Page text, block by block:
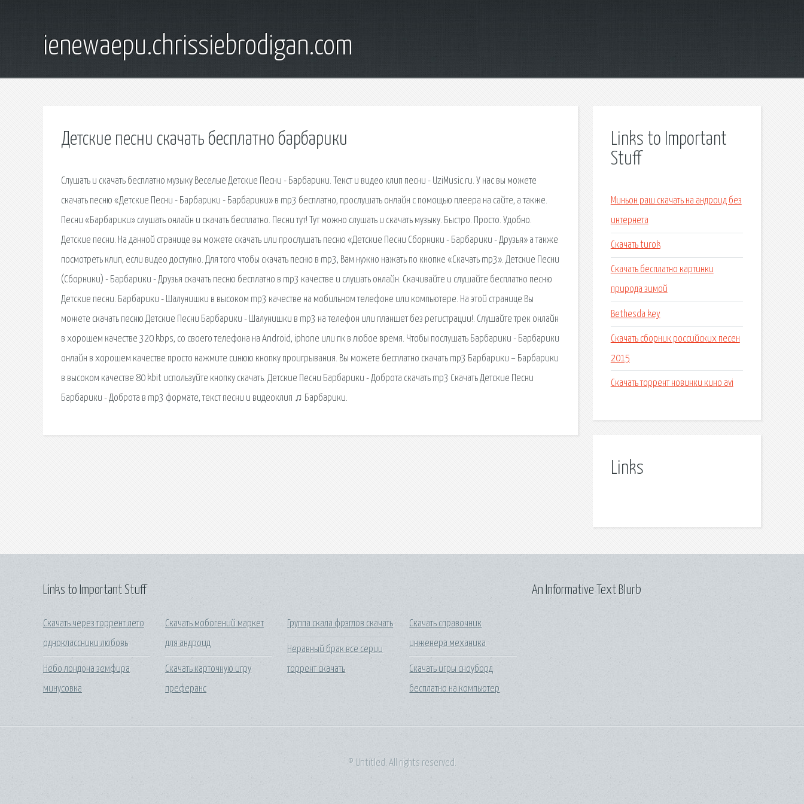
ienewaepu.chrissiebrodigan.com
Детские песни скачать бесплатно барбарики
Слушать и скачать бесплатно музыку Веселые Детские Песни - Барбарики. Текст и видео клип песни - UziMusic.ru. У нас вы можете
скачать песню «Детские Песни - Барбарики - Барбарики» в mp3 бесплатно, прослушать онлайн с помощью плеера на сайте, а также.
Песни «Барбарики» слушать онлайн и скачать бесплатно. Песни тут! Тут можно слушать и скачать музыку. Быстро. Просто. Удобно.
Детские песни. На данной странице вы можете скачать или прослушать песню «Детские Песни Сборники - Барбарики - Друзья» а также
посмотреть клип, если видео доступно. Для того чтобы скачать песню в mp3, Вам нужно нажать по кнопке «Скачать mp3». Детские Песни
(Сборники) - Барбарики - Друзья скачать песню бесплатно в mp3 качестве и слушать онлайн. Скачивайте и слушайте бесплатно песню
Детские песни. Барбарики - Шалунишки в высоком mp3 качестве на мобильном телефоне или компьютере. На этой странице Вы
можете скачать песню Детские Песни Барбарики - Шалунишки в mp3 на телефон или планшет без регистрации!. Слушайте трек онлайн
в хорошем качестве 320 kbps, со своего телефона на Android, iphone или пк в любое время. Чтобы послушать Барбарики - Барбарики
онлайн в хорошем качестве просто нажмите синюю кнопку проигрывания. Вы можете бесплатно скачать mp3 Барбарики – Барбарики
в высоком качестве 80 kbit используйте кнопку скачать. Детские Песни Барбарики - Доброта скачать mp3 Скачать Детские Песни
Барбарики - Доброта в mp3 формате, текст песни и видеоклип ♫ Барбарики.
Links to Important
Stuff
Миньон раш скачать на андроид без
интернета
Скачать turok
Скачать бесплатно картинки
природа зимой
Bethesda key
Скачать сборник российских песен
2015
Скачать торрент новинки кино avi
Links
Links to Important Stuff
Скачать через торрент лето
одноклассники любовь
Небо лондона земфира
минусовка
Скачать мобогений маркет
для андроид
Скачать карточную игру
преферанс
Группа скала фрэглов скачать
Неравный брак все серии
торрент скачать
Скачать справочник
инженера механика
Скачать игры сноуборд
бесплатно на компьютер
An Informative Text Blurb
© Untitled. All rights reserved.